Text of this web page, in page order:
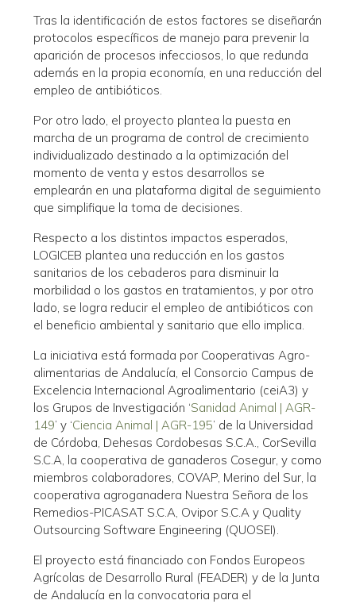
Tras la identificación de estos factores se diseñarán
protocolos específicos de manejo para prevenir la
aparición de procesos infecciosos, lo que redunda
además en la propia economía, en una reducción del
empleo de antibióticos.
Por otro lado, el proyecto plantea la puesta en
marcha de un programa de control de crecimiento
individualizado destinado a la optimización del
momento de venta y estos desarrollos se
emplearán en una plataforma digital de seguimiento
que simplifique la toma de decisiones.
Respecto a los distintos impactos esperados,
LOGICEB plantea una reducción en los gastos
sanitarios de los cebaderos para disminuir la
morbilidad o los gastos en tratamientos, y por otro
lado, se logra reducir el empleo de antibióticos con
el beneficio ambiental y sanitario que ello implica.
La iniciativa está formada por Cooperativas Agro-
alimentarias de Andalucía, el Consorcio Campus de
Excelencia Internacional Agroalimentario (ceiA3) y
los Grupos de Investigación ‘Sanidad Animal | AGR-
149’ y ‘Ciencia Animal | AGR-195’ de la Universidad
de Córdoba, Dehesas Cordobesas S.C.A., CorSevilla
S.C.A, la cooperativa de ganaderos Cosegur, y como
miembros colaboradores, COVAP, Merino del Sur, la
cooperativa agroganadera Nuestra Señora de los
Remedios-PICASAT S.C.A, Ovipor S.C.A y Quality
Outsourcing Software Engineering (QUOSEI).
El proyecto está financiado con Fondos Europeos
Agrícolas de Desarrollo Rural (FEADER) y de la Junta
de Andalucía en la convocatoria para el